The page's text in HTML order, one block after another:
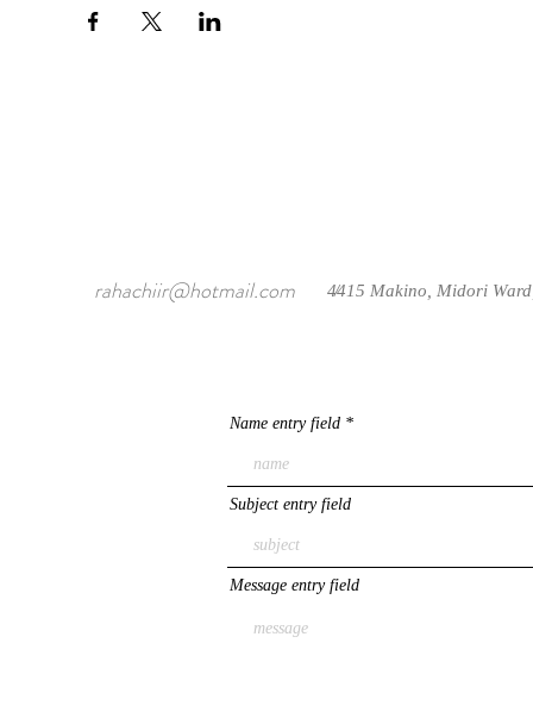
rahachiir@hotmail.com /
4415 Makino, Midori
Name entry field
Subject entry field
Message entry field